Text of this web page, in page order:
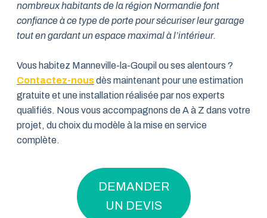
nombreux habitants de la région Normandie font
confiance à ce type de porte pour sécuriser leur garage
tout en gardant un espace maximal à l’intérieur.
Vous habitez Manneville-la-Goupil ou ses alentours ?
Contactez-nousdès maintenant pour une estimation
gratuite et une installation réalisée par nos experts
qualifiés. Nous vous accompagnons de A à Z dans votre
projet, du choix du modèle à la mise en service
complète.
DEMANDER
UN DEVIS